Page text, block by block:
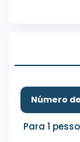
Número
Para 1